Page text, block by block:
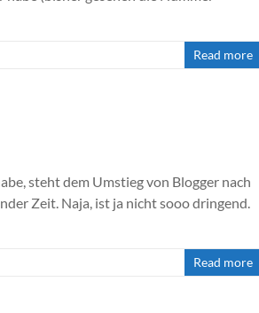
Read more
steht dem Umstieg von Blogger nach
Zeit. Naja, ist ja nicht sooo dringend.
Read more